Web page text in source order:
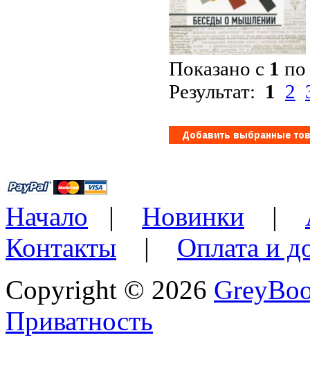
Показано с 1 по
Результат: 1 2
Начало | Новинки |
Контакты | Оплата и
Copyright © 2026
Приватность